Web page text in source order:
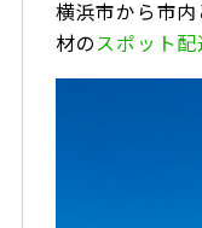
横浜市から市
材のスポット配